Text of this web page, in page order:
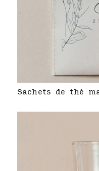
Sachets de thé